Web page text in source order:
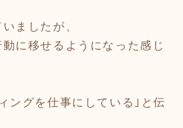
ましたが、
に移せるようになった感じ
ングを仕事にしている｣と伝